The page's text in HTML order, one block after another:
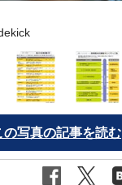
の写真の記事を読む